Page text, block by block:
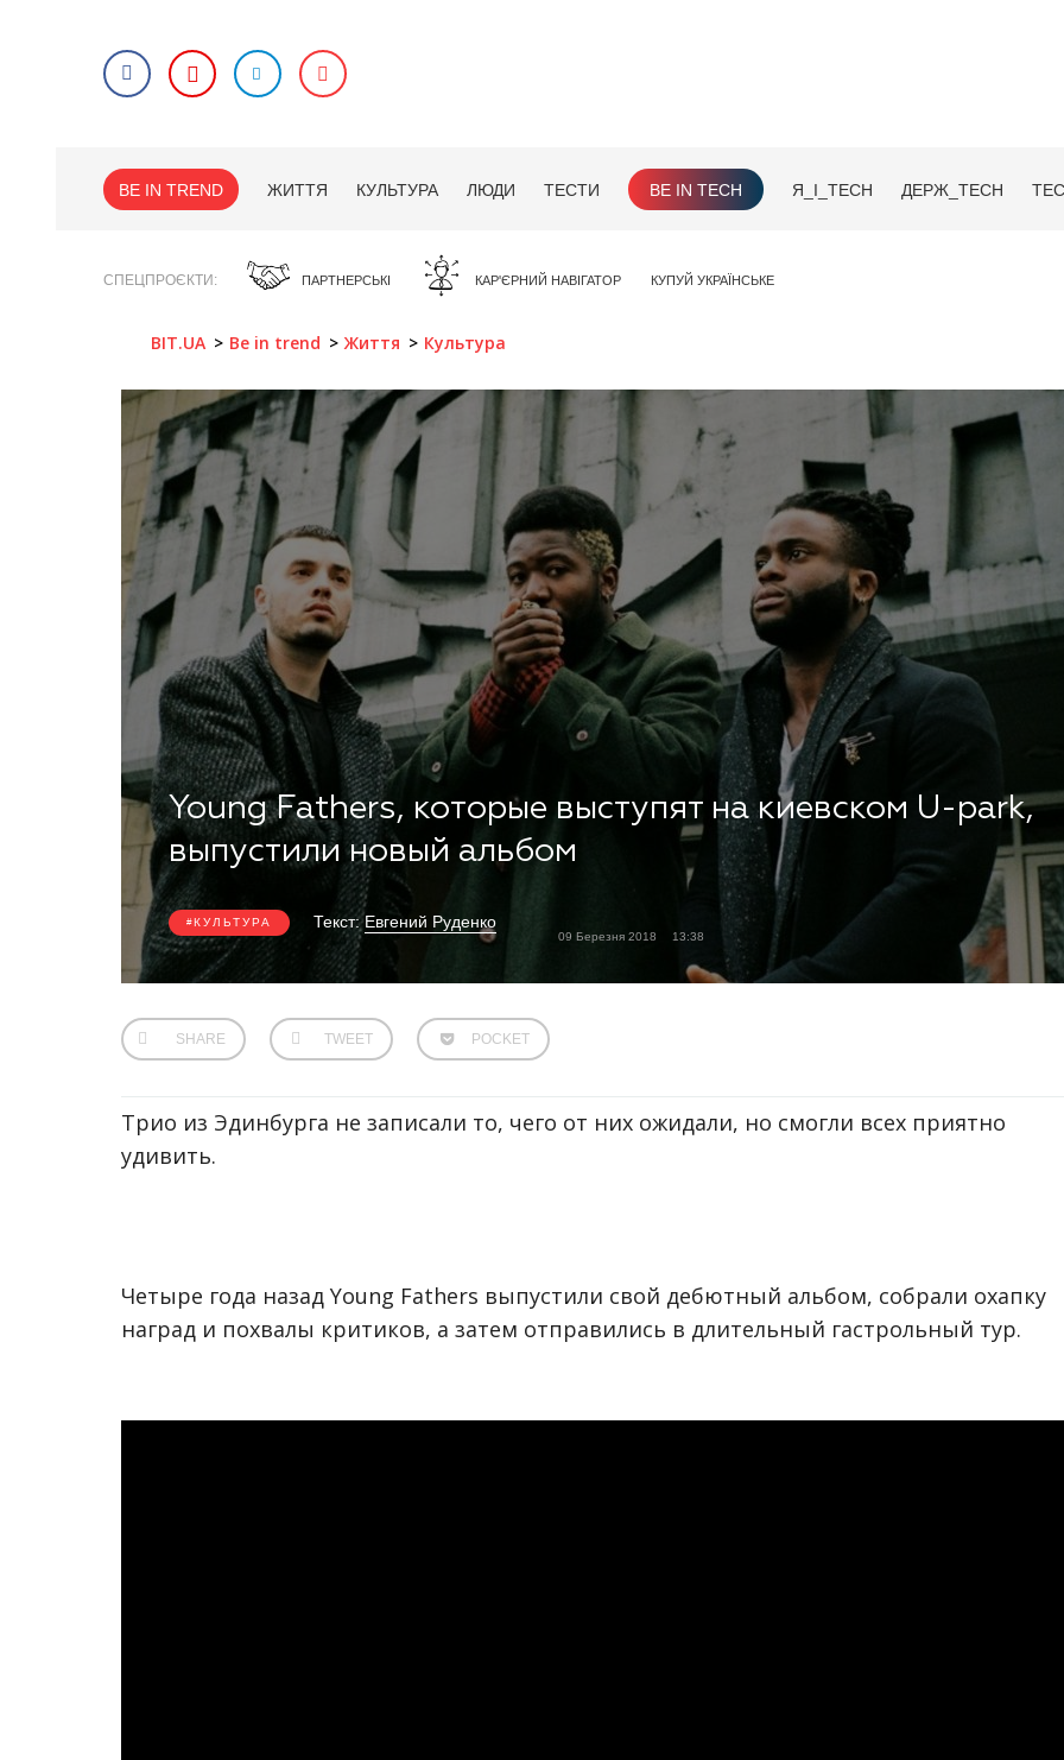
BE IN TREND ЖИТТЯ КУЛЬТУРА ЛЮДИ ТЕСТИ BE IN TECH Я_І_TECH ДЕРЖ_TECH
СПЕЦПРОЄКТИ ПАРТНЕРСЬКІ КАР'ЄРНИЙ НАВІГАТОР КУПУЙ УКРАЇНСЬКЕ
BIT.UA Be in trend Життя Культура
Young Fathers, которые выступят на киевском U-park,
выпустили новый альбом
КУЛЬТУРА Текст:Евгений Руденко
09 Березня 2018 13:38
SHARE TWEET POCKET
Трио из Эдинбурга не записали то, чего от них ожидали, но смогли всех приятно
удивить.
Четыре года назад Young Fathers выпустили свой дебютный альбом, собрали охапку
наград и похвалы критиков, а затем отправились в длительный гастрольный тур.